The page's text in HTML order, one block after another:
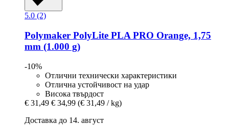
5.0 (2)
Polymaker PolyLite PLA PRO Orange, 1,75
mm (1.000 g)
-10%
Отлични технически характеристики
Отлична устойчивост на удар
Висока твърдост
€ 31,49 € 34,99 (€ 31,49 / kg)
Доставка до 14. август